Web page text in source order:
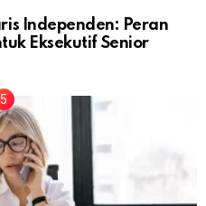
Independen: Peran
Eksekutif Senior